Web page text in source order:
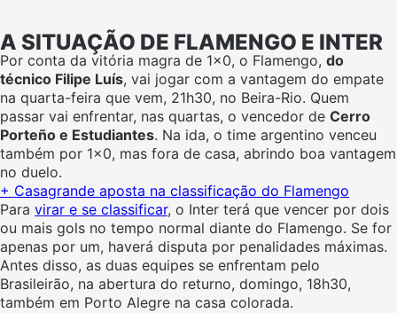
A SITUAÇÃO DE FLAMENGO E INTER
Por conta da vitória magra de 1×0, o Flamengo, do
técnico Filipe Luís, vai jogar com a vantagem do empate
na quarta-feira que vem, 21h30, no Beira-Rio. Quem
passar vai enfrentar, nas quartas, o vencedor de Cerro
Porteño e Estudiantes. Na ida, o time argentino venceu
também por 1×0, mas fora de casa, abrindo boa vantagem
no duelo.
+ Casagrande aposta na classificação do Flamengo
Para virar e se classificar, o Inter terá que vencer por dois
ou mais gols no tempo normal diante do Flamengo. Se for
apenas por um, haverá disputa por penalidades máximas.
Antes disso, as duas equipes se enfrentam pelo
Brasileirão, na abertura do returno, domingo, 18h30,
também em Porto Alegre na casa colorada.